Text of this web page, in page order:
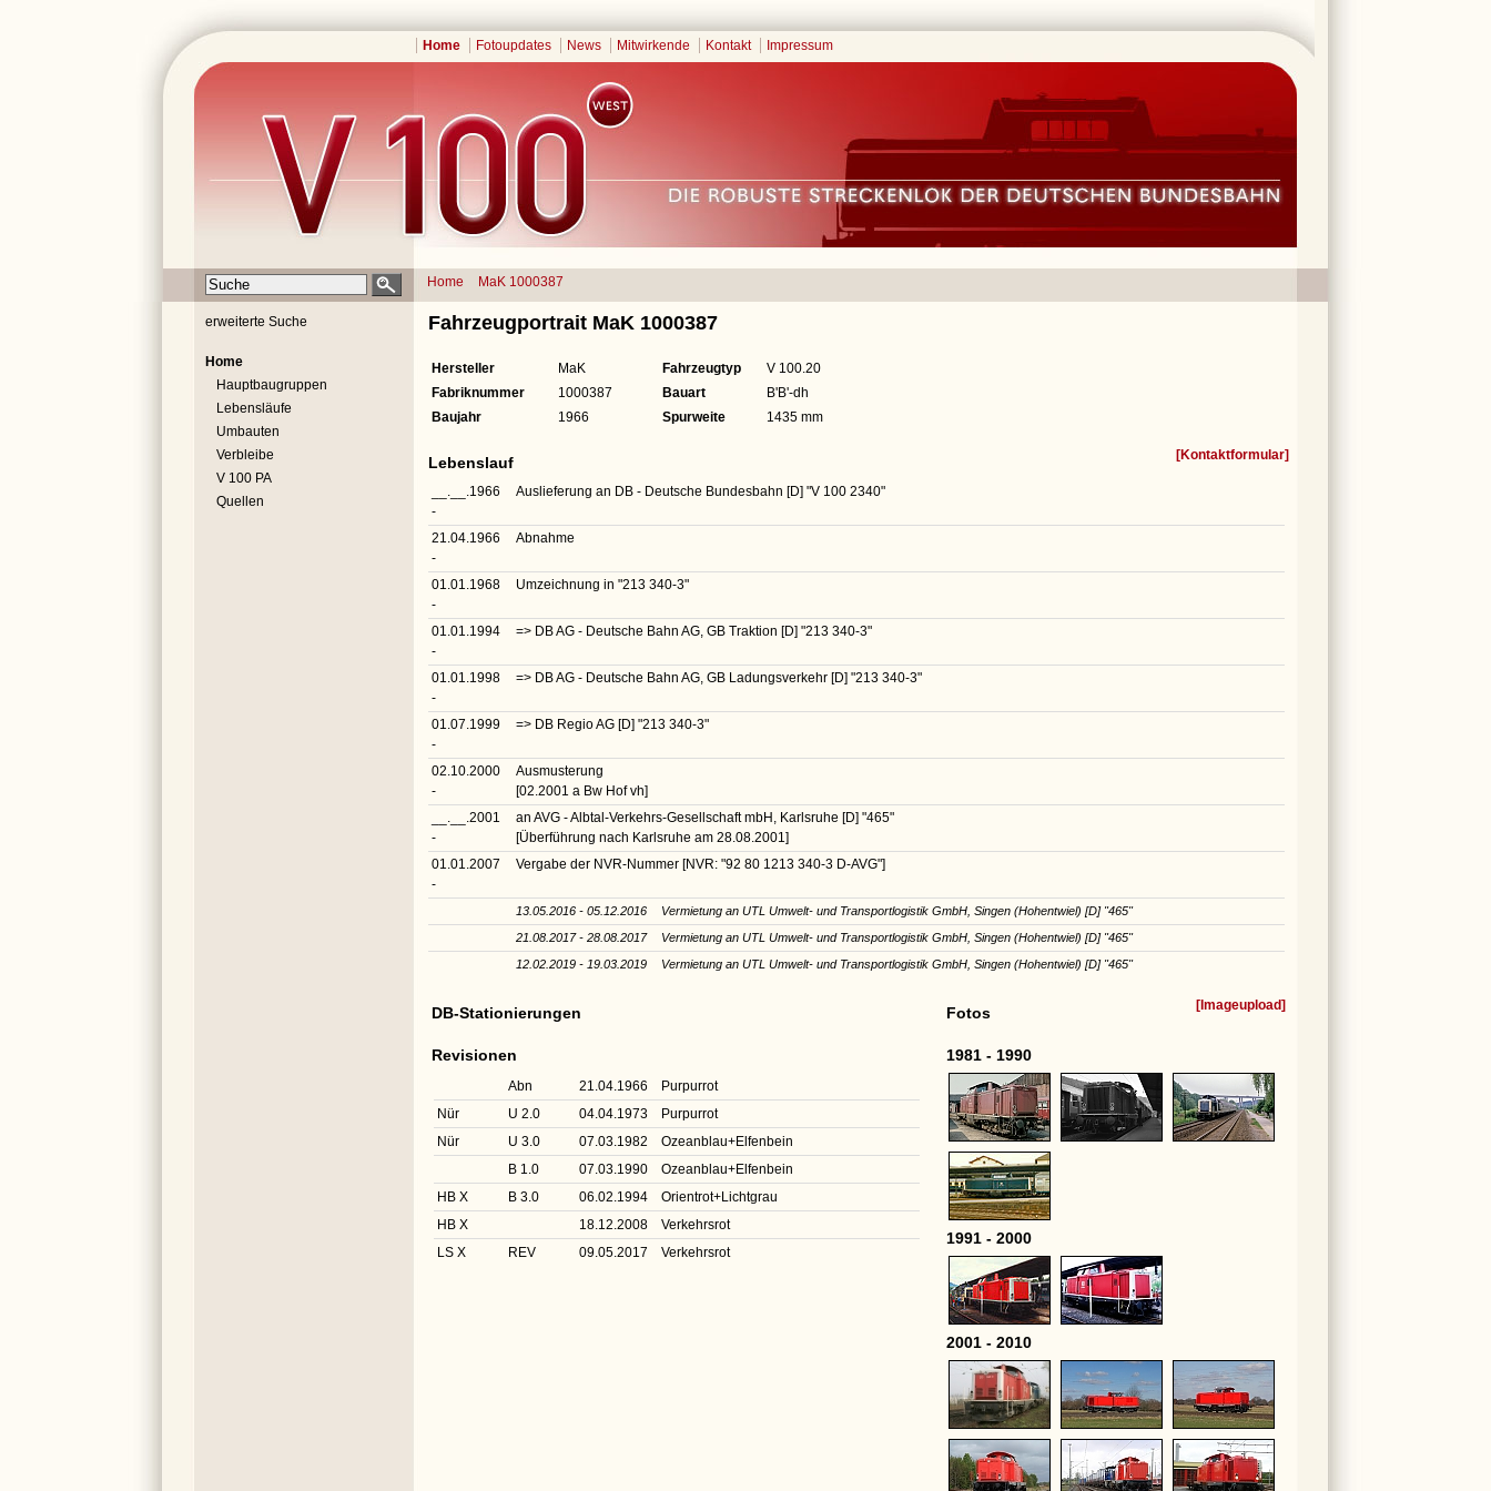
Home Fotoupdates News Mitwirkende Kontakt Impressum
Home MaK 1000387
erweiterte Suche
Home
Hauptbaugruppen
Lebensläufe
Umbauten
Verbleibe
V 100 PA
Quellen
Fahrzeugportrait MaK 1000387
Hersteller MaK Fahrzeugtyp
V 100.20
Fabriknummer
1000387 Bauart
B'B'-dh
Baujahr
1966 Spurweite 1435 mm
Lebenslauf [Kontaktformular]
__.__.1966
-
Auslieferung an DB - Deutsche Bundesbahn [D] "V 100 2340"
21.04.1966
-
Abnahme
01.01.1968
-
Umzeichnung in "213 340-3"
01.01.1994
-
=> DB AG - Deutsche Bahn AG, GB Traktion [D] "213 340-3"
01.01.1998
-
=> DB AG - Deutsche Bahn AG, GB Ladungsverkehr [D] "213 340-3"
01.07.1999
-
=> DB Regio AG [D] "213 340-3"
02.10.2000
-
Ausmusterung
[02.2001 a Bw Hof vh]
__.__.2001
-
an AVG - Albtal-Verkehrs-Gesellschaft mbH, Karlsruhe [D] "465"
[Überführung nach Karlsruhe am 28.08.2001]
01.01.2007
-
Vergabe der NVR-Nummer [NVR: "92 80 1213 340-3 D-AVG"]
13.05.2016 - 05.12.2016 Vermietung an UTL Umwelt- und Transportlogistik GmbH, Singen (Hohentwiel) [D] "465"
21.08.2017 - 28.08.2017
Vermietung an UTL Umwelt- und Transportlogistik GmbH, Singen (Hohentwiel) [D] "465"
12.02.2019 - 19.03.2019
Vermietung an UTL Umwelt- und Transportlogistik GmbH, Singen (Hohentwiel) [D] "465"
DB-Stationierungen
Revisionen
Abn 21.04.1966
Purpurrot
Nür
U 2.0 04.04.1973
Purpurrot
Nür
U 3.0 07.03.1982
Ozeanblau+Elfenbein
B 1.0
07.03.1990
Ozeanblau+Elfenbein
HB X
B 3.0 06.02.1994
Orientrot+Lichtgrau
HB X
18.12.2008
Verkehrsrot
LS X
REV 09.05.2017 Verkehrsrot
Fotos [ Imageupload]
1981 - 1990
1991 - 2000
2001 - 2010